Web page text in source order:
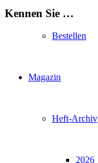
Bestellen
Magazin
Heft-Archiv
2026
Kennen Sie …